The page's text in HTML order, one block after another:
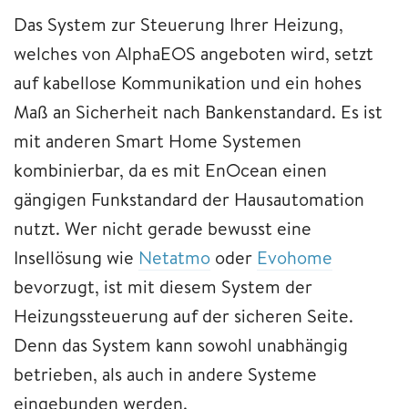
Das System zur Steuerung Ihrer Heizung,
welches von AlphaEOS angeboten wird, setzt
auf kabellose Kommunikation und ein hohes
Maß an Sicherheit nach Bankenstandard. Es ist
mit anderen Smart Home Systemen
kombinierbar, da es mit EnOcean einen
gängigen Funkstandard der Hausautomation
nutzt. Wer nicht gerade bewusst eine
Insellösung wie Netatmo oder Evohome
bevorzugt, ist mit diesem System der
Heizungssteuerung auf der sicheren Seite.
Denn das System kann sowohl unabhängig
betrieben, als auch in andere Systeme
eingebunden werden.